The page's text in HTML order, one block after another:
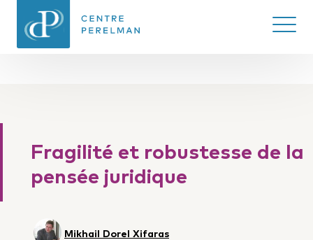
Ouvrir/
Fragilité et robustesse de la
pensée juridique
Mikhail Dorel Xifaras